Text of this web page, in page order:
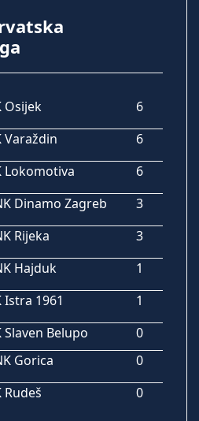
Osijek
6
Varaždin
6
Lokomotiva
6
Dinamo Zagreb
3
Rijeka
3
Hajduk
1
Istra 1961
1
Slaven Belupo
0
Gorica
0
Rudeš 0